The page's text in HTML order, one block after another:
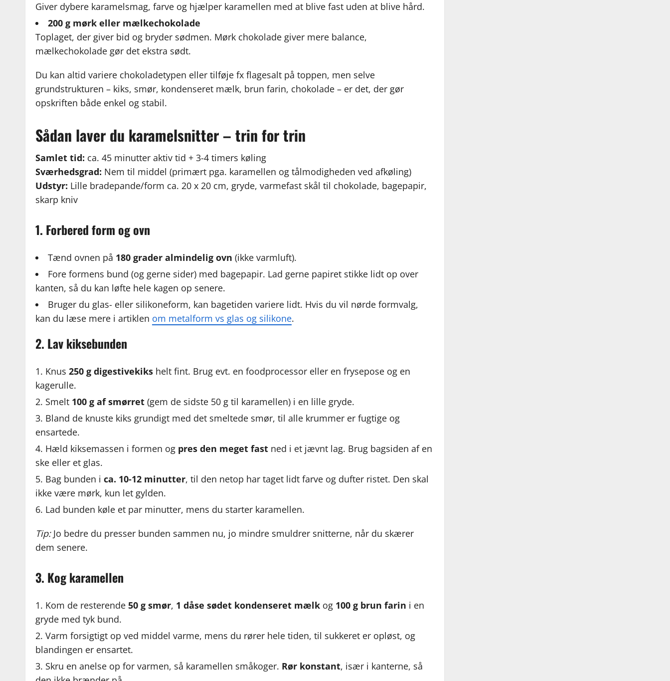
Giver dybere karamelsmag, farve og hjælper karamellen med at blive fast uden at blive hård.
200 g mørk eller mælkechokolade
Toplaget, der giver bid og bryder sødmen. Mørk chokolade giver mere balance,
mælkechokolade gør det ekstra sødt.
Du kan altid variere chokoladetypen eller tilføje fx flagesalt på toppen, men selve
grundstrukturen – kiks, smør, kondenseret mælk, brun farin, chokolade – er det, der gør
opskriften både enkel og stabil.
Sådan laver du karamelsnitter – trin for trin
Samlet tid: ca. 45 minutter aktiv tid + 3-4 timers køling
Sværhedsgrad: Nem til middel (primært pga. karamellen og tålmodigheden ved afkøling)
Udstyr: Lille bradepande/form ca. 20 x 20 cm, gryde, varmefast skål til chokolade, bagepapir,
skarp kniv
1. Forbered form og ovn
Tænd ovnen på 180 grader almindelig ovn (ikke varmluft).
Fore formens bund (og gerne sider) med bagepapir. Lad gerne papiret stikke lidt op over
kanten, så du kan løfte hele kagen op senere.
Bruger du glas- eller silikoneform, kan bagetiden variere lidt. Hvis du vil nørde formvalg,
kan du læse mere i artiklen om metalform vs glas og silikone.
2. Lav kiksebunden
Knus250 g digestivekiks helt fint. Brug evt. en foodprocessor eller en frysepose og en
kagerulle.
Smelt 100 g af smørret (gem de sidste 50 g til karamellen) i en lille gryde.
Bland de knuste kiks grundigt med det smeltede smør, til alle krummer er fugtige og
ensartede.
Hæld kiksemassen i formen og pres den meget fast ned i et jævnt lag. Brug bagsiden af en
ske eller et glas.
Bag bunden ica. 10-12 minutter, til den netop har taget lidt farve og dufter ristet. Den skal
ikke være mørk, kun let gylden.
Lad bunden køle et par minutter, mens du starter karamellen.
Tip:Jo bedre du presser bunden sammen nu, jo mindre smuldrer snitterne, når du skærer
dem senere.
3. Kog karamellen
Kom de resterende50 g smør, 1 dåse sødet kondenseret mælk og 100 g brun farin i en
gryde med tyk bund.
Varm forsigtigt op ved middel varme, mens du rører hele tiden, til sukkeret er opløst, og
blandingen er ensartet.
Skru en anelse op for varmen, så karamellen småkoger. Rør konstant, især i kanterne, så